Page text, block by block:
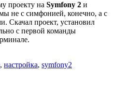
проекту на Symfony 2 и
не с симфонией, конечно, а с
Скачал проект, установил
с первой команды
, настройка, symfony2